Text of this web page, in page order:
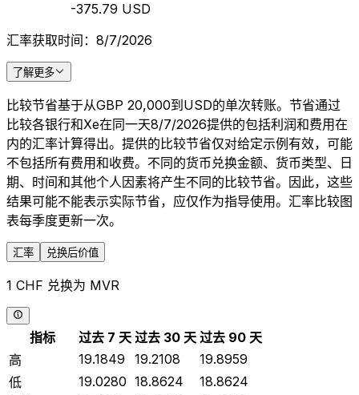
-375.79 USD
汇率获取时间：8/7/2026
了解更多
比较节省基于从GBP 20,000到USD的单次转账。节省通过
比较各银行和Xe在同一天8/7/2026提供的包括利润和费用在
内的汇率计算得出。提供的比较节省仅对给定示例有效，可能
不包括所有费用和收费。不同的货币兑换金额、货币类型、日
期、时间和其他个人因素将产生不同的比较节省。因此，这些
结果可能不能表示实际节省，应仅作为指导使用。汇率比较图
表每季度更新一次。
汇率 兑换后价值
1 CHF 兑换为 MVR
指标 过去 7 天 过去 30 天 过去 90 天
高
19.1849 19.2108
19.8959
低
19.0280 18.8624
18.8624